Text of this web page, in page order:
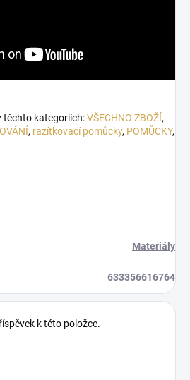
těchto kategoriích:VŠECHNO ZBOŽÍ,
, razítkovací pomůcky, POMŮCKY,
Materiály
633356616764
k této položce.